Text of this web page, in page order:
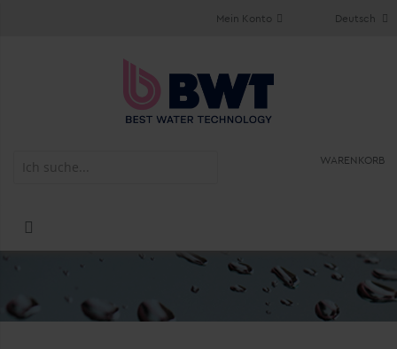
Deutsch
Mein Konto
WARENKORB